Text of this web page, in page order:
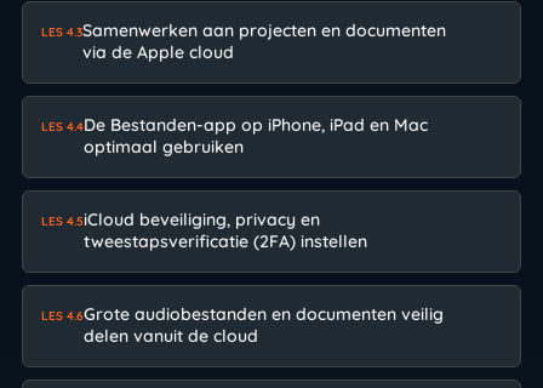
LES 4.3Samenwerken aan projecten en documenten
via de Apple cloud
LES 4.4De Bestanden-app op iPhone, iPad en Mac
optimaal gebruiken
LES 4.5iCloud beveiliging, privacy en
tweestapsverificatie (2FA) instellen
LES 4.6Grote audiobestanden en documenten veilig
delen vanuit de cloud